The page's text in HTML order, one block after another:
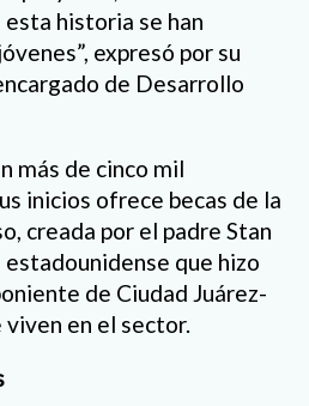
historia se han
expresó por su
de Desarrollo
más de cinco mil
inicios ofrece becas de la
creada por el padre Stan
que hizo
de Ciudad Juárez-
viven en el sector.